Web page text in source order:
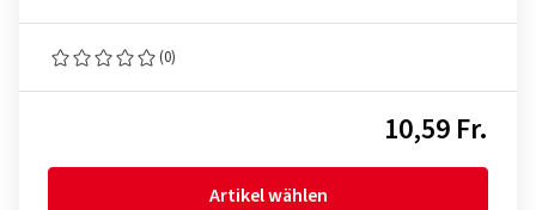
(0)
10,59 Fr.
Artikel wählen